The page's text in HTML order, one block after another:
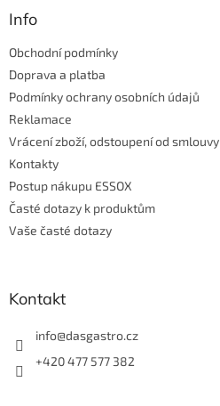
Info
Obchodní podmínky
Doprava a platba
Podmínky ochrany osobních údajů
Reklamace
Vrácení zboží, odstoupení od smlouvy
Kontakty
Postup nákupu ESSOX
Časté dotazy k produktům
Vaše časté dotazy
Kontakt
info@dasgastro.cz
+420 477 577 382